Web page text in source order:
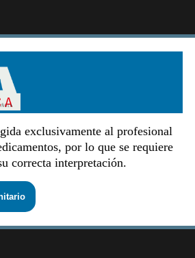
exclusivamente al profesional
por lo que se requiere
correcta interpretación.